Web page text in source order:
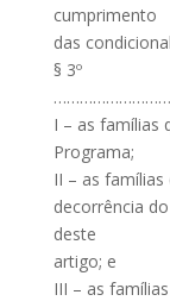
cumprimento
das
§ 3º
I – as famílias
Programa;
II – as
decorrência
deste
artigo; e
III – as